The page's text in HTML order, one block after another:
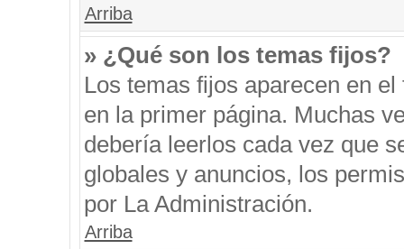
Arriba
» ¿Qué son los temas fijos?
Los temas fijos aparecen en
en la primer página. Muchas
debería leerlos cada vez que
globales y anuncios, los
por La Administración.
Arriba